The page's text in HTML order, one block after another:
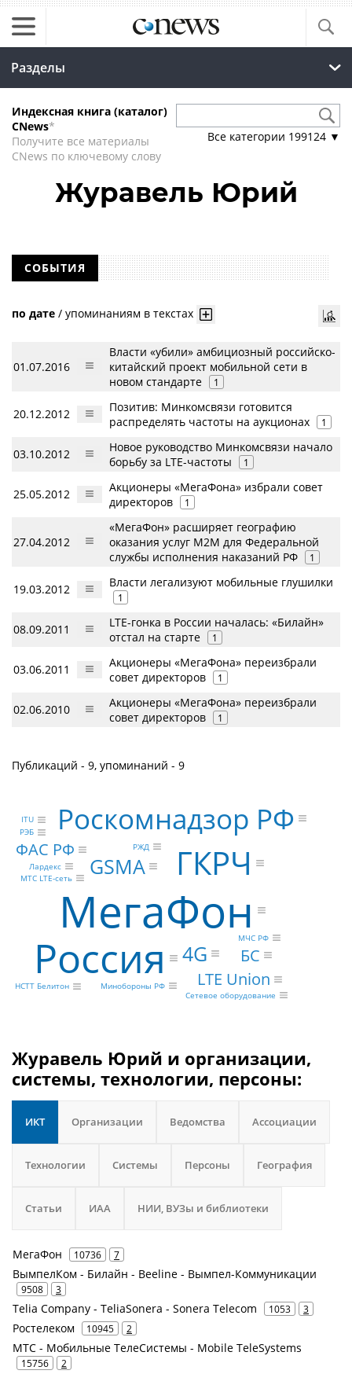
Разделы
Индексная книга (каталог)
CNews*
Получите все материалы
CNews по ключевому слову
Все категории 199124 ▼
Журавель Юрий
СОБЫТИЯ
по дате / упоминаниям в текстах
01.07.2016
Власти «убили» амбициозный российско-
китайский проект мобильной сети в
новом стандарте
1
20.12.2012
Позитив: Минкомсвязи готовится
распределять частоты на аукционах
1
03.10.2012
Новое руководство Минкомсвязи начало
борьбу за LTE-частоты
1
25.05.2012
Акционеры «МегаФона» избрали совет
директоров
1
27.04.2012
«МегаФон» расширяет географию
оказания услуг М2М для Федеральной
службы исполнения наказаний РФ
1
19.03.2012 Власти легализуют мобильные глушилки
1
08.09.2011
LTE-гонка в России началась: «Билайн»
отстал на старте
1
03.06.2011
Акционеры «МегаФона» переизбрали
совет директоров
1
02.06.2010
Акционеры «МегаФона» переизбрали
совет директоров
1
Публикаций - 9, упоминаний - 9
МегаФон
Россия
ГКРЧ
Роскомнадзор РФ
GSMA
4G
ФАС РФ
LTE Union
БС
РЖД
Лардекс
НСТТ Белитон
МЧС РФ
Минобороны РФ
ITU
РЭБ
Сетевое оборудование
МТС LTE-сеть
Журавель Юрий и организации,
системы, технологии, персоны:
ИКТ Организации Ведомства Ассоциации
Технологии Системы Персоны География
Статьи ИАА НИИ, ВУЗы и библиотеки
МегаФон 10736 7
ВымпелКом - Билайн - Beeline - Вымпел-Коммуникации
9508 3
Telia Company - TeliaSonera - Sonera Telecom 1053 3
Ростелеком 10945 2
МТС - Мобильные ТелеСистемы - Mobile TeleSystems
15756 2